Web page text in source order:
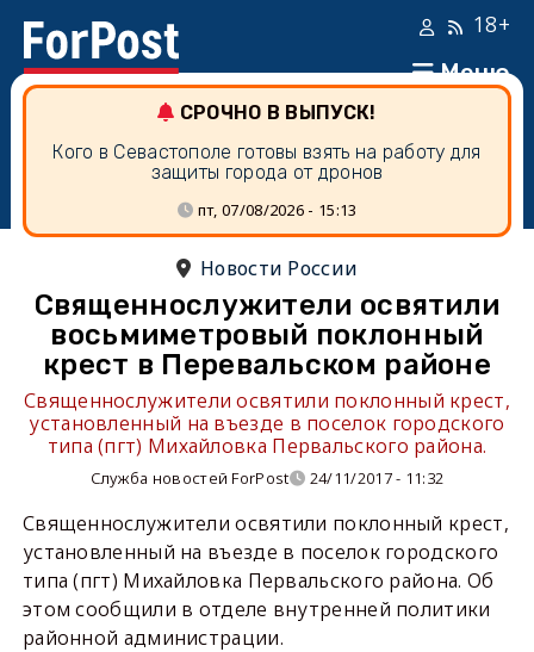
Меню
18+
СРОЧНО В ВЫПУСК!
Кого в Севастополе готовы взять на работу для
защиты города от дронов
пт, 07/08/2026 - 15:13
Новости России
Священнослужители освятили
восьмиметровый поклонный
крест в Перевальском районе
Священнослужители освятили поклонный крест,
установленный на въезде в поселок городского
типа (пгт) Михайловка Первальского района.
Служба новостей ForPost 24/11/2017 - 11:32
Священнослужители освятили поклонный крест,
установленный на въезде в поселок городского
типа (пгт) Михайловка Первальского района. Об
этом сообщили в отделе внутренней политики
районной администрации.